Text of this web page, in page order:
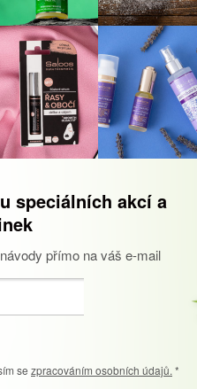
speciálních akcí a
přímo na váš e-mail
se zpracováním osobních údajů.*